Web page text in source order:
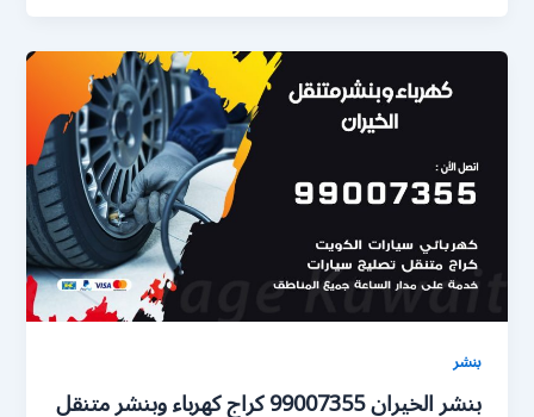
بنشر
بنشر الخيران 99007355 كراج كهرباء وبنشر متنقل